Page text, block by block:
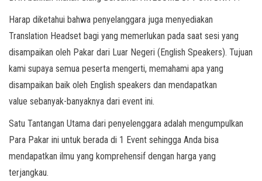
Harap diketahui bahwa penyelanggara juga menyediakan
Translation Headset bagi yang memerlukan pada saat sesi yang
disampaikan oleh Pakar dari Luar Negeri (English Speakers). Tujuan
kami supaya semua peserta mengerti, memahami apa yang
disampaikan baik oleh English speakers dan mendapatkan
value sebanyak-banyaknya dari event ini.
Satu Tantangan Utama dari penyelenggara adalah mengumpulkan
Para Pakar ini untuk berada di 1 Event sehingga Anda bisa
mendapatkan ilmu yang komprehensif dengan harga yang
terjangkau.